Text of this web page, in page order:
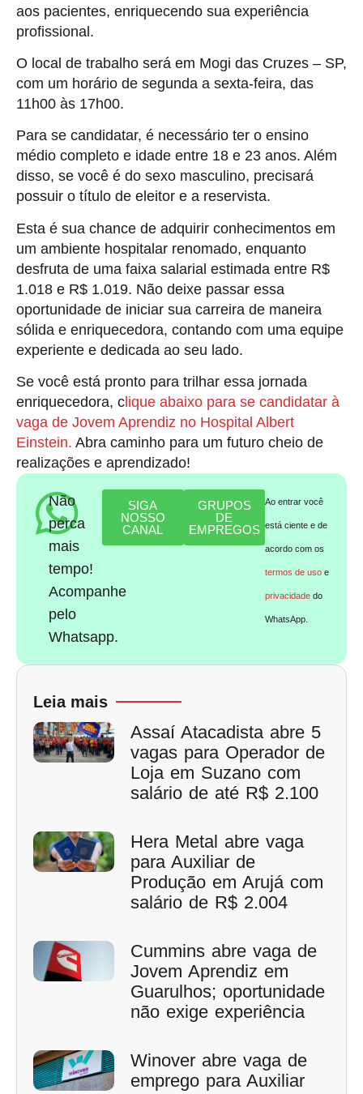
aos pacientes, enriquecendo sua experiência
profissional.
O local de trabalho será em Mogi das Cruzes – SP,
com um horário de segunda a sexta-feira, das
11h00 às 17h00.
Para se candidatar, é necessário ter o ensino
médio completo e idade entre 18 e 23 anos. Além
disso, se você é do sexo masculino, precisará
possuir o título de eleitor e a reservista.
Esta é sua chance de adquirir conhecimentos em
um ambiente hospitalar renomado, enquanto
desfruta de uma faixa salarial estimada entre R$
1.018 e R$ 1.019. Não deixe passar essa
oportunidade de iniciar sua carreira de maneira
sólida e enriquecedora, contando com uma equipe
experiente e dedicada ao seu lado.
Se você está pronto para trilhar essa jornada
enriquecedora, c lique abaixo para se candidatar à
vaga de Jovem Aprendiz no Hospital Albert
Einstein. Abra caminho para um futuro cheio de
realizações e aprendizado!
Não
perca
mais
tempo!
Acompanhe
pelo
Whatsapp.
SIGA
NOSSO
CANAL
GRUPOS
DE
EMPREGOS
Ao entrar você
está ciente e de
acordo com os
termos de uso e
privacidade do
WhatsApp.
Leia mais
Assaí Atacadista abre 5
vagas para Operador de
Loja em Suzano com
salário de até R$ 2.100
Hera Metal abre vaga
para Auxiliar de
Produção em Arujá com
salário de R$ 2.004
Cummins abre vaga de
Jovem Aprendiz em
Guarulhos; oportunidade
não exige experiência
Winover abre vaga de
emprego para Auxiliar